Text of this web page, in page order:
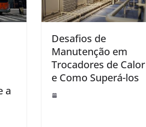
a
Desafios de
Manutenção em
Trocadores de Calor
e Como Superá-los